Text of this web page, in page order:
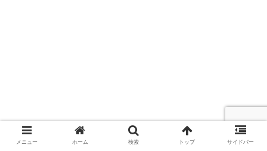
メニュー ホーム 検索 トップ サイドバー